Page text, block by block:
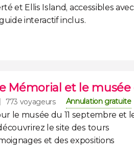
et Ellis Island, accessibles
interactif inclus.
Mémorial et le musée
773 voyageurs Annulation gratuite
le musée du 11 septembre et
le site des tours
et des expositions